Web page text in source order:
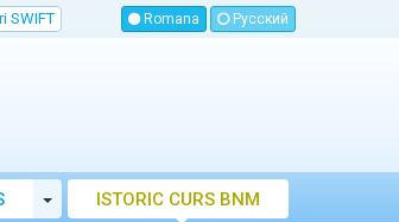
SWIFT Romana Русский
Toggle Dropdown
ISTORIC CURS BNM